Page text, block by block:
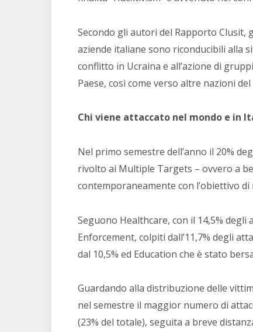
Secondo gli autori del Rapporto Clusit,
aziende italiane sono riconducibili alla
conflitto in Ucraina e all’azione di
Paese, così come verso altre nazioni
Chi viene attaccato nel mondo e in
Nel primo semestre dell’anno il 20%
rivolto ai Multiple Targets – ovvero a
contemporaneamente con l’obiettivo
Seguono Healthcare, con il 14,5%
Enforcement, colpiti dall’11,7% degli
dal 10,5% ed Education che è stato
Guardando alla distribuzione delle
nel semestre il maggior numero di
(23% del totale), seguita a breve